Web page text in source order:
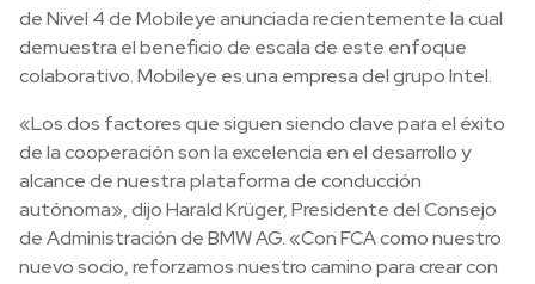
de Nivel 4 de Mobileye anunciada recientemente la cual
demuestra el beneficio de escala de este enfoque
colaborativo. Mobileye es una empresa del grupo Intel.
«Los dos factores que siguen siendo clave para el éxito
de la cooperación son la excelencia en el desarrollo y
alcance de nuestra plataforma de conducción
autónoma», dijo Harald Krüger, Presidente del Consejo
de Administración de BMW AG. «Con FCA como nuestro
nuevo socio, reforzamos nuestro camino para crear con